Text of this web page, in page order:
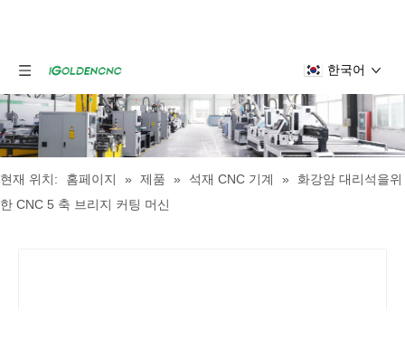
한국어
현재 위치: 홈페이지 » 제품 » 석재 CNC 기계 »
화강암 대리석을위
한 CNC 5 축 브리지 커팅 머신